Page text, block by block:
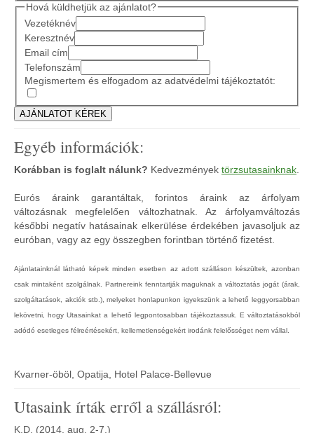
Hová küldhetjük az ajánlatot?
Vezetéknév
Keresztnév
Email cím
Telefonszám
Megismertem és elfogadom az adatvédelmi tájékoztatót:
Egyéb információk:
Korábban is foglalt nálunk? Kedvezmények törzsutasainknak.
Eurós áraink garantáltak, forintos áraink az árfolyam
változásnak megfelelően változhatnak. Az árfolyamváltozás
későbbi negatív hatásainak elkerülése érdekében javasoljuk az
euróban, vagy az egy összegben forintban történő fizetést.
Ajánlatainknál látható képek minden esetben az adott szálláson készültek, azonban
csak mintaként szolgálnak. Partnereink fenntartják maguknak a változtatás jogát (árak,
szolgáltatások, akciók stb.), melyeket honlapunkon igyekszünk a lehető leggyorsabban
lekövetni, hogy Utasainkat a lehető legpontosabban tájékoztassuk. E változtatásokból
adódó esetleges félreértésekért, kellemetlenségekért irodánk felelősséget nem vállal.
Kvarner-öböl, Opatija, Hotel Palace-Bellevue
Utasaink írták erről a szállásról:
K.D. (2014. aug. 2-7.)